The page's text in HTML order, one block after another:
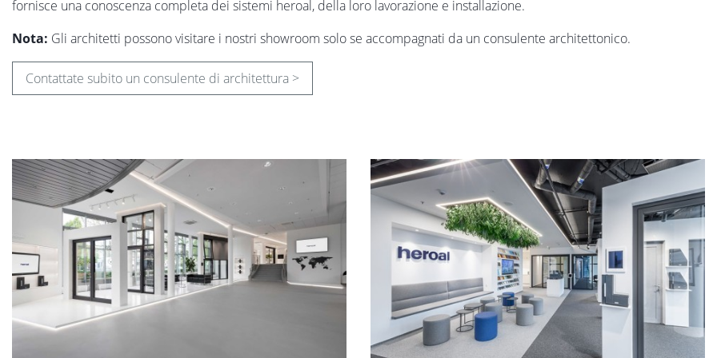
fornisce una conoscenza completa dei sistemi heroal, della loro lavorazione e installazione.
Nota: Gli architetti possono visitare i nostri showroom solo se accompagnati da un consulente architettonico.
Contattate subito un consulente di architettura >